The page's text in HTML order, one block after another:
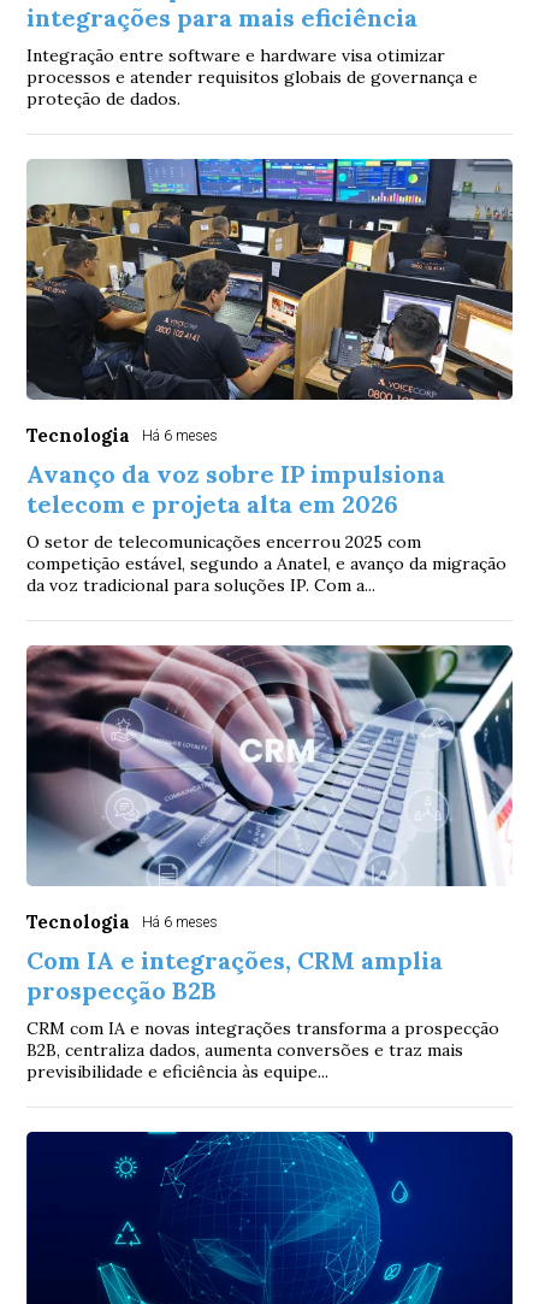
integrações para mais eficiência
Integração entre software e hardware visa otimizar
processos e atender requisitos globais de governança e
proteção de dados.
Tecnologia Há 6 meses
Avanço da voz sobre IP impulsiona
telecom e projeta alta em 2026
O setor de telecomunicações encerrou 2025 com
competição estável, segundo a Anatel, e avanço da migração
da voz tradicional para soluções IP. Com a...
Tecnologia Há 6 meses
Com IA e integrações, CRM amplia
prospecção B2B
CRM com IA e novas integrações transforma a prospecção
B2B, centraliza dados, aumenta conversões e traz mais
previsibilidade e eficiência às equipe...